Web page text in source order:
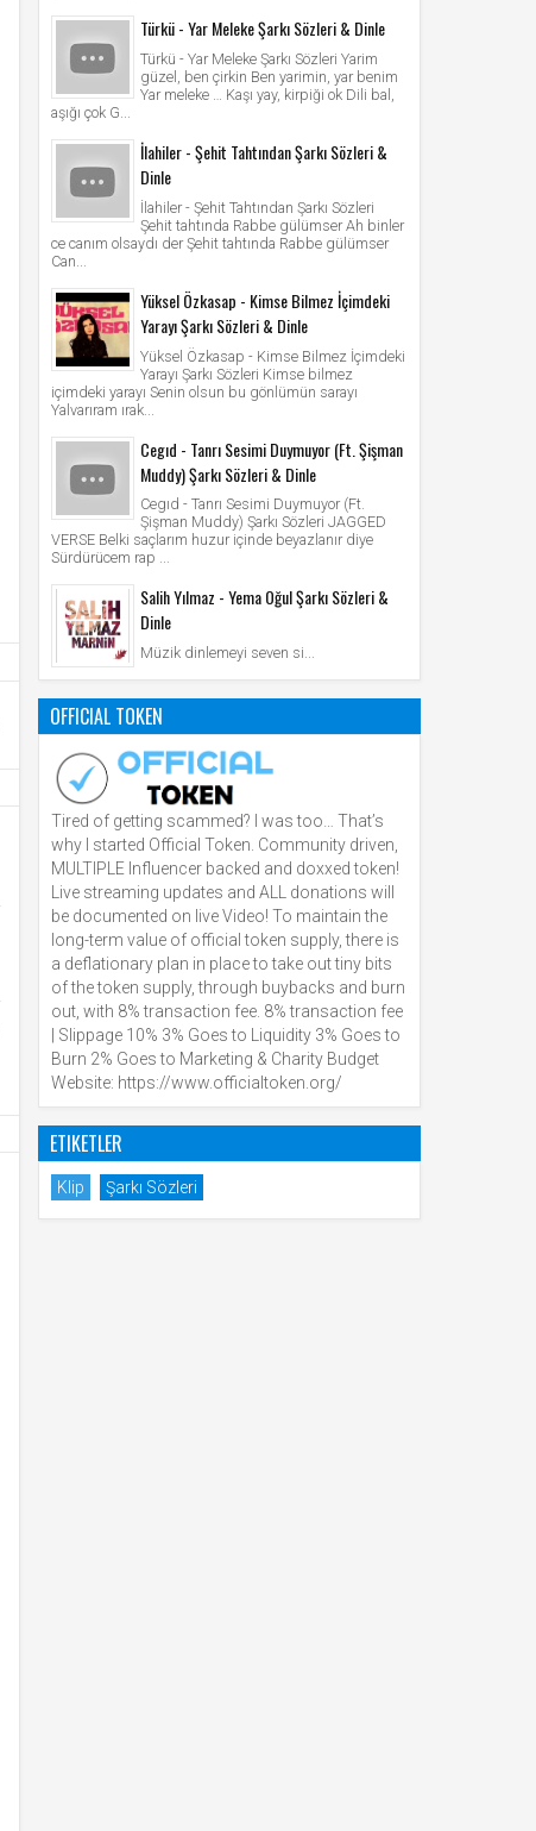
Türkü - Yar Meleke Şarkı Sözleri & Dinle
Türkü - Yar Meleke Şarkı Sözleri Yarim
güzel, ben çirkin Ben yarimin, yar benim
Yar meleke … Kaşı yay, kirpiği ok Dili bal,
aşığı çok G...
İlahiler - Şehit Tahtından Şarkı Sözleri &
Dinle
İlahiler - Şehit Tahtından Şarkı Sözleri
Şehit tahtında Rabbe gülümser Ah binler
ce canım olsaydı der Şehit tahtında Rabbe gülümser
Can...
Yüksel Özkasap - Kimse Bilmez İçimdeki
Yarayı Şarkı Sözleri & Dinle
Yüksel Özkasap - Kimse Bilmez İçimdeki
Yarayı Şarkı Sözleri Kimse bilmez
içimdeki yarayı Senin olsun bu gönlümün sarayı
Yalvarıram ırak...
Cegıd - Tanrı Sesimi Duymuyor (Ft. Şişman
Muddy) Şarkı Sözleri & Dinle
Cegıd - Tanrı Sesimi Duymuyor (Ft.
Şişman Muddy) Şarkı Sözleri JAGGED
VERSE Belki saçlarım huzur içinde beyazlanır diye
Sürdürücem rap ...
Salih Yılmaz - Yema Oğul Şarkı Sözleri &
Dinle
Müzik dinlemeyi seven si...
OFFICIAL TOKEN
Tired of getting scammed? I was too… That’s
why I started Official Token. Community driven,
MULTIPLE Influencer backed and doxxed token!
Live streaming updates and ALL donations will
be documented on live Video! To maintain the
long-term value of official token supply, there is
a deflationary plan in place to take out tiny bits
of the token supply, through buybacks and burn
out, with 8% transaction fee. 8% transaction fee
| Slippage 10% 3% Goes to Liquidity 3% Goes to
Burn 2% Goes to Marketing & Charity Budget
Website: https://www.officialtoken.org/
ETIKETLER
Klip Şarkı Sözleri